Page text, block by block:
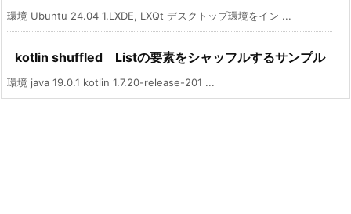
環境 Ubuntu 24.04 1.LXDE, LXQt デスクトップ環境をイン ...
kotlin shuffled Listの要素をシャッフルするサンプル
環境 java 19.0.1 kotlin 1.7.20-release-201 ...